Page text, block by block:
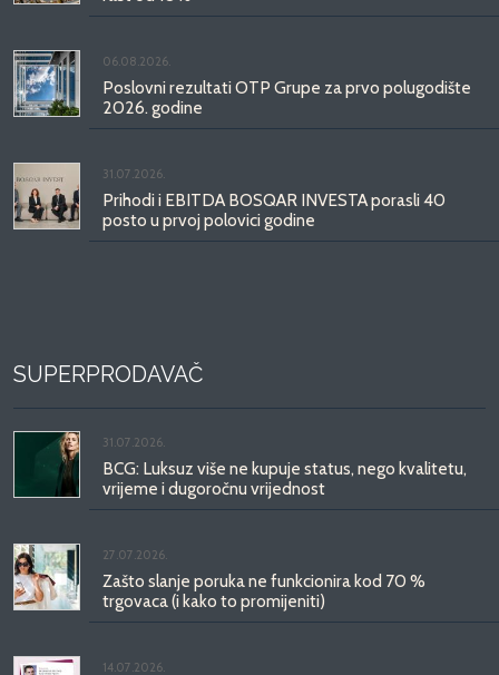
06.08.2026.
Poslovni rezultati OTP Grupe za prvo polugodište
2026. godine
31.07.2026.
Prihodi i EBITDA BOSQAR INVESTA porasli 40
posto u prvoj polovici godine
SUPERPRODAVAČ
31.07.2026.
BCG: Luksuz više ne kupuje status, nego kvalitetu,
vrijeme i dugoročnu vrijednost
27.07.2026.
Zašto slanje poruka ne funkcionira kod 70 %
trgovaca (i kako to promijeniti)
14.07.2026.